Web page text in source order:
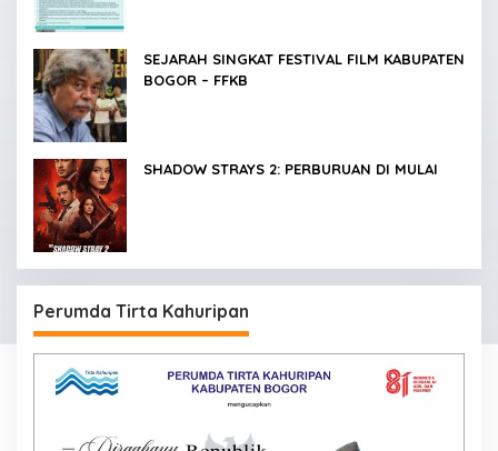
SEJARAH SINGKAT FESTIVAL FILM KABUPATEN
BOGOR – FFKB
SHADOW STRAYS 2: PERBURUAN DI MULAI
Perumda Tirta Kahuripan